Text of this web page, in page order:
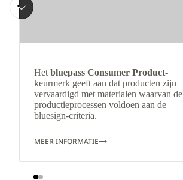
Het bluepass Consumer Product-
keurmerk geeft aan dat producten zijn
vervaardigd met materialen waarvan de
productieprocessen voldoen aan de
bluesign-criteria.
MEER INFORMATIE